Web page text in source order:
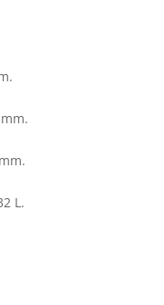
L.